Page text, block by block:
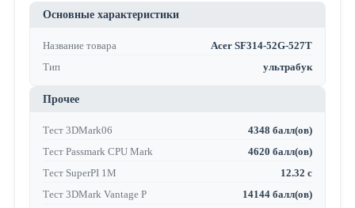
Основные характеристики
Название товара
Acer SF314-52G-527T
Тип
ультрабук
Прочее
Тест 3DMark06
4348 балл(ов)
Тест Passmark CPU Mark
4620 балл(ов)
Тест SuperPI 1M
12.32 с
Тест 3DMark Vantage P
14144 балл(ов)